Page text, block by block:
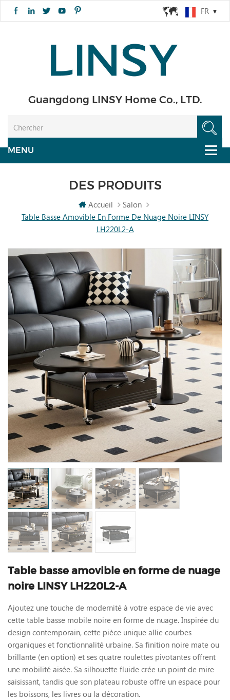
FR
Guangdong LINSY Home Co., LTD.
DES PRODUITS
Accueil
Salon
Table Basse Amovible En Forme De Nuage Noire LINSY
LH220L2-A
Table basse amovible en forme de nuage
noire LINSY LH220L2-A
Ajoutez une touche de modernité à votre espace de vie avec
cette table basse mobile noire en forme de nuage. Inspirée du
design contemporain, cette pièce unique allie courbes
organiques et fonctionnalité urbaine. Sa finition noire mate ou
brillante (en option) et ses quatre roulettes pivotantes offrent
une mobilité aisée. Sa silhouette fluide crée un point de mire
saisissant, tandis que son plateau robuste offre un espace pour
les boissons, les livres ou la décoration.